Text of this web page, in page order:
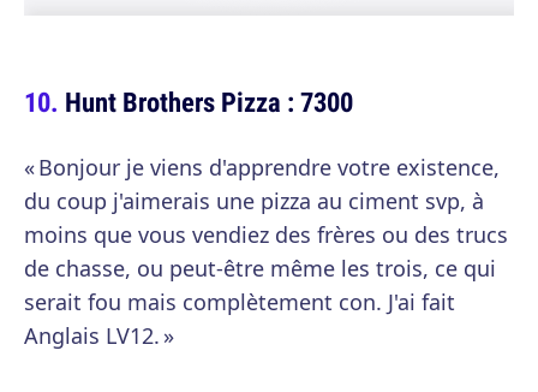
Hunt Brothers Pizza : 7300
« Bonjour je viens d'apprendre votre existence,
du coup j'aimerais une pizza au ciment svp, à
moins que vous vendiez des frères ou des trucs
de chasse, ou peut-être même les trois, ce qui
serait fou mais complètement con. J'ai fait
Anglais LV12. »